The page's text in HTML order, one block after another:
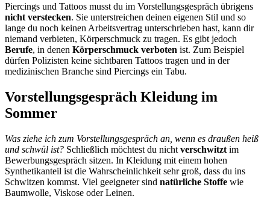
Piercings und Tattoos musst du im Vorstellungsgespräch übrigens
nicht verstecken. Sie unterstreichen deinen eigenen Stil und so
lange du noch keinen Arbeitsvertrag unterschrieben hast, kann dir
niemand verbieten, Körperschmuck zu tragen. Es gibt jedoch
Berufe, in denen Körperschmuck verboten ist. Zum Beispiel
dürfen Polizisten keine sichtbaren Tattoos tragen und in der
medizinischen Branche sind Piercings ein Tabu.
Vorstellungsgespräch Kleidung im
Sommer
Was ziehe ich zum Vorstellungsgespräch an, wenn es draußen heiß
und schwül ist? Schließlich möchtest du nicht verschwitzt im
Bewerbungsgespräch sitzen. In Kleidung mit einem hohen
Synthetikanteil ist die Wahrscheinlichkeit sehr groß, dass du ins
Schwitzen kommst. Viel geeigneter sind natürliche Stoffe wie
Baumwolle, Viskose oder Leinen.